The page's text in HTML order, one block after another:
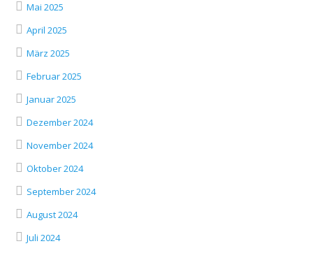
Mai 2025
April 2025
März 2025
Februar 2025
Januar 2025
Dezember 2024
November 2024
Oktober 2024
September 2024
August 2024
Juli 2024